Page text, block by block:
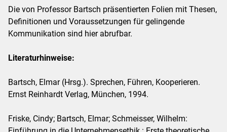
Die von Professor Bartsch präsentierten Folien mit Thesen,
Definitionen und Voraussetzungen für gelingende
Kommunikation sind hier abrufbar.
Literaturhinweise:
Bartsch, Elmar (Hrsg.). Sprechen, Führen, Kooperieren.
Ernst Reinhardt Verlag, München, 1994.
Friske, Cindy; Bartsch, Elmar; Schmeisser, Wilhelm: